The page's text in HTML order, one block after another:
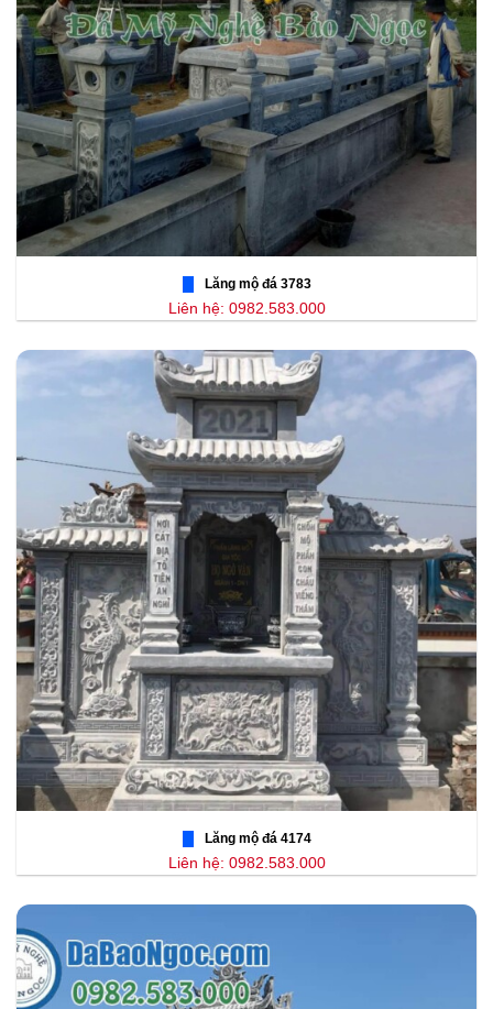
Lăng mộ đá 3783
Liên hệ: 0982.583.000
Lăng mộ đá 4174
Liên hệ: 0982.583.000